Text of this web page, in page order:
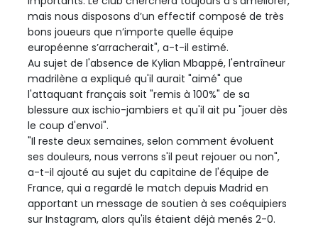
mais nous disposons d’un effectif composé de très
bons joueurs que n’importe quelle équipe
européenne s’arracherait", a-t-il estimé.
Au sujet de l'absence de Kylian Mbappé, l'entraîneur
madrilène a expliqué qu'il aurait "aimé" que
l'attaquant français soit "remis à 100%" de sa
blessure aux ischio-jambiers et qu'il ait pu "jouer dès
le coup d'envoi".
"Il reste deux semaines, selon comment évoluent
ses douleurs, nous verrons s'il peut rejouer ou non",
a-t-il ajouté au sujet du capitaine de l'équipe de
France, qui a regardé le match depuis Madrid en
apportant un message de soutien à ses coéquipiers
sur Instagram, alors qu'ils étaient déjà menés 2-0.